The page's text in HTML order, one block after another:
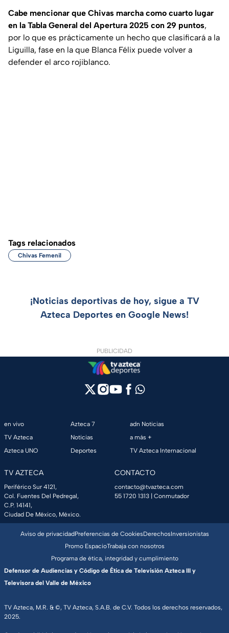
Cabe mencionar que Chivas marcha como cuarto lugar
en la Tabla General del Apertura 2025 con 29 puntos,
por lo que es prácticamente un hecho que clasificará a la
Liguilla, fase en la que Blanca Félix puede volver a
defender el arco rojiblanco.
Tags relacionados
Chivas Femenil
¡Noticias deportivas de hoy, sigue a TV
Azteca Deportes en Google News!
PUBLICIDAD
en vivo
TV Azteca
Azteca UNO
Azteca 7
Noticias
Deportes
adn Noticias
a más +
TV Azteca Internacional
TV AZTECA
Periférico Sur 4121,
Col. Fuentes Del Pedregal,
C.P. 14141,
Ciudad De México, México.
CONTACTO
contacto@tvazteca.com
55 1720 1313 | Conmutador
TV Azteca, M.R. & ©, TV Azteca, S.A.B. de C.V. Todos los derechos reservados,
2025.
Aviso de privacidadPreferencias de CookiesDerechosInversionistas
Promo EspacioTrabaja con nosotros
Programa de ética, integridad y cumplimiento
Defensor de Audiencias y Código de Ética de Televisión Azteca III y
Televisora del Valle de México